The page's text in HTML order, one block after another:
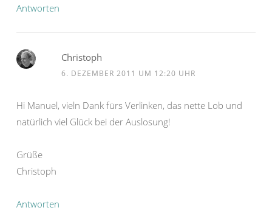
Antworten
Christoph
6. DEZEMBER 2011 UM 12:20 UHR
Hi Manuel, vieln Dank fürs Verlinken, das nette Lob und
natürlich viel Glück bei der Auslosung!
Grüße
Christoph
Antworten